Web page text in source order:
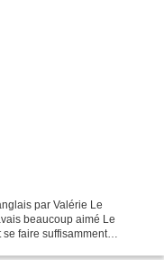
par Valérie Le
beaucoup aimé Le
faire suffisamment